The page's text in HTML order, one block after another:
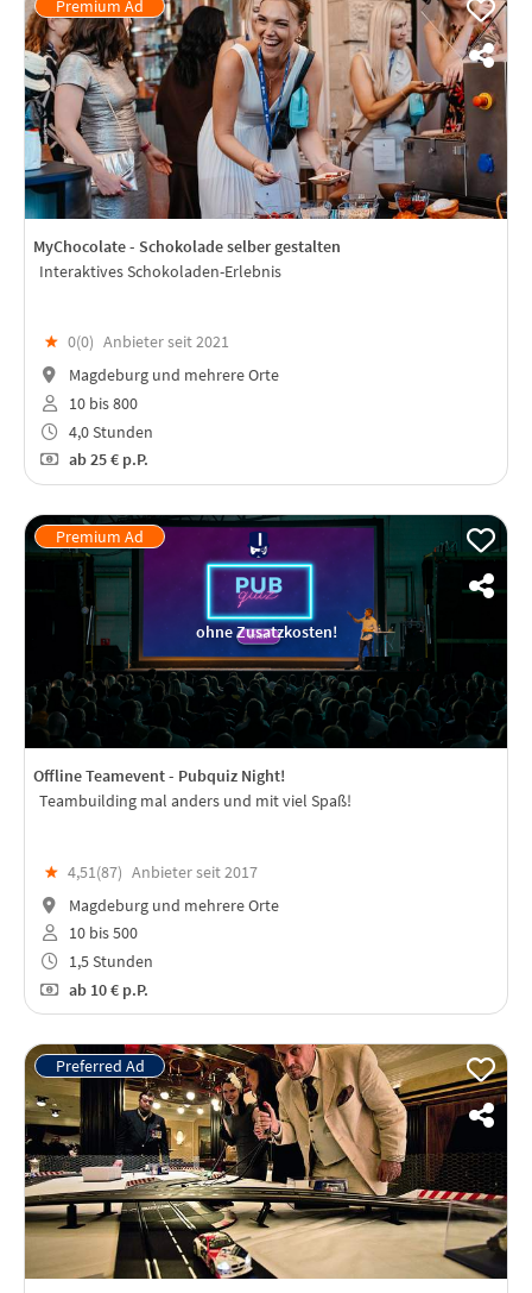
MyChocolate - Schokolade selber gestalten
Interaktives Schokoladen-Erlebnis
★ 0(0) Anbieter seit 2021
Magdeburg und mehrere Orte
10 bis 800
4,0 Stunden
ab25 € p.P.
ohne Zusatzkosten!
Offline Teamevent - Pubquiz Night!
Teambuilding mal anders und mit viel Spaß!
★ 4,51(87) Anbieter seit 2017
Magdeburg und mehrere Orte
10 bis 500
1,5 Stunden
ab10 € p.P.